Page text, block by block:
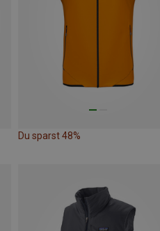
Du sparst 48%